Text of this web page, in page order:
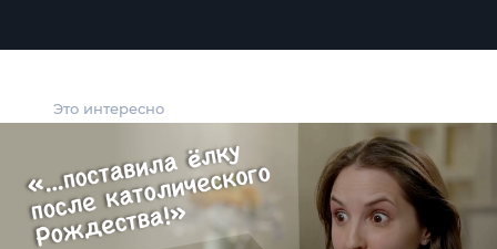
Это интересно